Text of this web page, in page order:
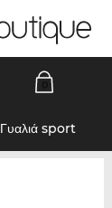
Γυαλιά sport